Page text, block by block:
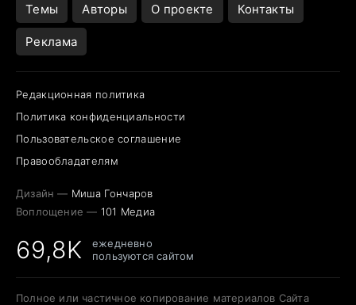
Темы Авторы О проекте Контакты
Реклама
Редакционная политика
Политика конфиденциальности
Пользовательское соглашение
Правообладателям
Дизайн — Миша Гончаров
Воплощение — 101 Медиа
69,8K
ежедневно
пользуются сайтом
Полное или частичное копирование материалов Сайта